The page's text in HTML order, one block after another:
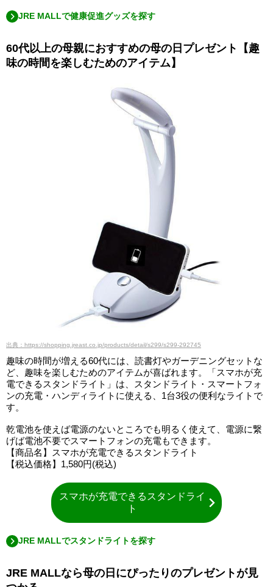
JRE MALLで健康促進グッズを探す
60代以上の母親におすすめの母の日プレゼント【趣
味の時間を楽しむためのアイテム】
出典：https://shopping.jreast.co.jp/products/detail/s299/s299-292745
趣味の時間が増える60代には、読書灯やガーデニングセットな
ど、趣味を楽しむためのアイテムが喜ばれます。「スマホが充
電できるスタンドライト」は、スタンドライト・スマートフォ
ンの充電・ハンディライトに使える、1台3役の便利なライトで
す。
乾電池を使えば電源のないところでも明るく使えて、電源に繋
げば電池不要でスマートフォンの充電もできます。
【商品名】スマホが充電できるスタンドライト
【税込価格】1,580円(税込)
スマホが充電できるスタンドライ
ト
JRE MALLでスタンドライトを探す
JRE MALLなら母の日にぴったりのプレゼントが見